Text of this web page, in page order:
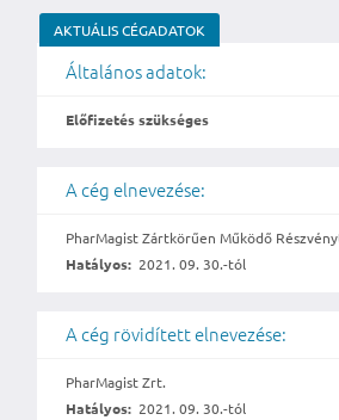
AKTUÁLIS CÉGADATOK
Általános adatok:
Előfizetés szükséges
A cég elnevezése:
PharMagist Zártkörűen Működő
Hatályos: 2021. 09. 30.-tól
A cég rövidített elnevezése:
PharMagist Zrt.
Hatályos: 2021. 09. 30.-tól